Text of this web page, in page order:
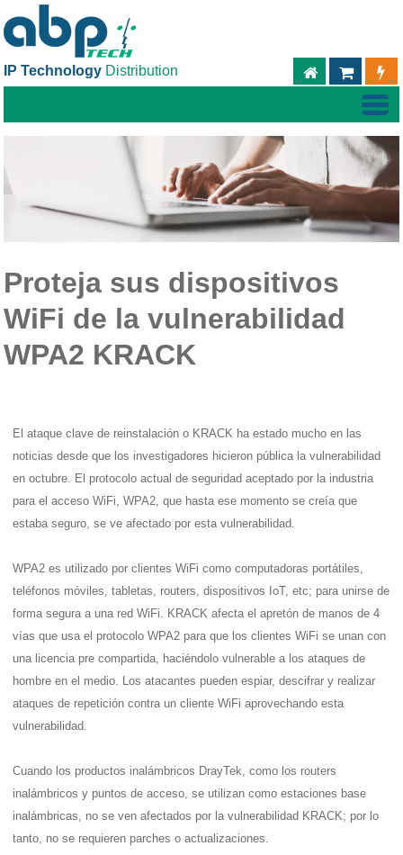
IP Technology Distribution
Proteja sus dispositivos
WiFi de la vulnerabilidad
WPA2 KRACK
El ataque clave de reinstalación o KRACK ha estado mucho en las
noticias desde que los investigadores hicieron pública la vulnerabilidad
en octubre. El protocolo actual de seguridad aceptado por la industria
para el acceso WiFi, WPA2, que hasta ese momento se creía que
estaba seguro, se ve afectado por esta vulnerabilidad.
WPA2 es utilizado por clientes WiFi como computadoras portátiles,
teléfonos móviles, tabletas, routers, dispositivos IoT, etc; para unirse de
forma segura a una red WiFi. KRACK afecta el apretón de manos de 4
vías que usa el protocolo WPA2 para que los clientes WiFi se unan con
una licencia pre compartida, haciéndolo vulnerable a los ataques de
hombre en el medio. Los atacantes pueden espiar, descifrar y realizar
ataques de repetición contra un cliente WiFi aprovechando esta
vulnerabilidad.
Cuando los productos inalámbricos DrayTek, como los routers
inalámbricos y puntos de acceso, se utilizan como estaciones base
inalámbricas, no se ven afectados por la vulnerabilidad KRACK; por lo
tanto, no se requieren parches o actualizaciones.